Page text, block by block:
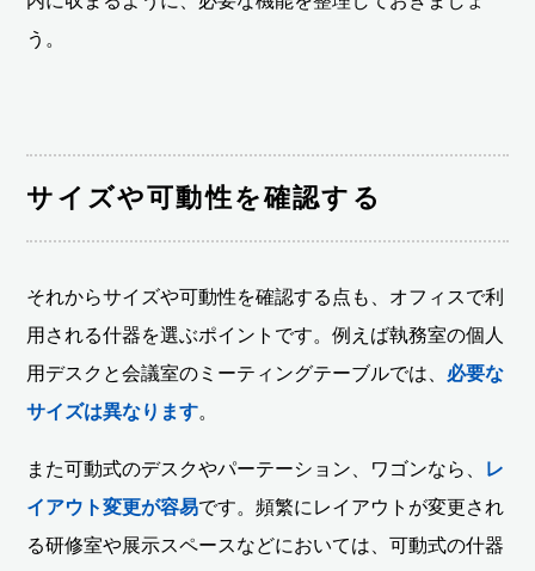
う。
サイズや可動性を確認する
それからサイズや可動性を確認する点も、オフィスで利
用される什器を選ぶポイントです。例えば執務室の個人
用デスクと会議室のミーティングテーブルでは、 必要な
サイズは異なります。
また可動式のデスクやパーテーション、ワゴンなら、 レ
イアウト変更が容易です。頻繁にレイアウトが変更され
る研修室や展示スペースなどにおいては、可動式の什器